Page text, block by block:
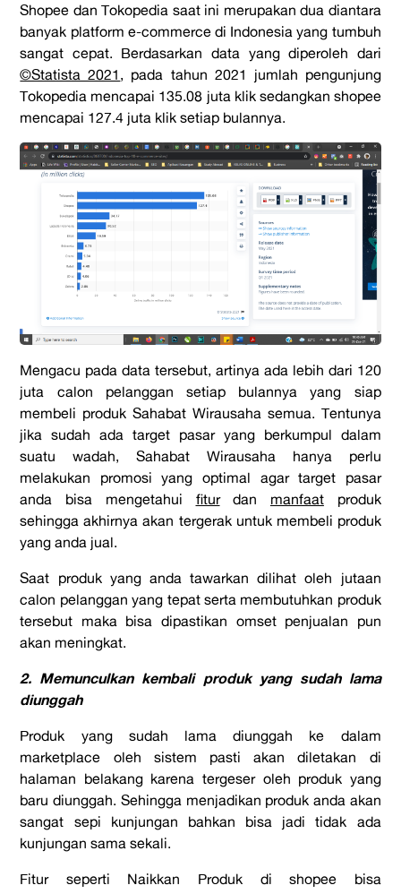
Shopee dan Tokopedia saat ini merupakan dua diantara
banyak platform e-commerce di Indonesia yang tumbuh
sangat cepat. Berdasarkan data yang diperoleh dari
©Statista 2021
, pada tahun 2021 jumlah pengunjung
Tokopedia mencapai 135.08 juta klik sedangkan shopee
mencapai 127.4 juta klik setiap bulannya.
Mengacu pada data tersebut, artinya ada lebih dari 120
juta calon pelanggan setiap bulannya yang siap
membeli produk Sahabat Wirausaha semua. Tentunya
jika sudah ada target pasar yang berkumpul dalam
suatu wadah, Sahabat Wirausaha hanya perlu
melakukan promosi yang optimal agar target pasar
anda bisa mengetahui fiturdan manfaatproduk
sehingga akhirnya akan tergerak untuk membeli produk
yang anda jual.
Saat produk yang anda tawarkan dilihat oleh jutaan
calon pelanggan yang tepat serta membutuhkan produk
tersebut maka bisa dipastikan omset penjualan pun
akan meningkat.
2. Memunculkan kembali produk yang sudah lama
diunggah
Produk yang sudah lama diunggah ke dalam
marketplace oleh sistem pasti akan diletakan di
halaman belakang karena tergeser oleh produk yang
baru diunggah. Sehingga menjadikan produk anda akan
sangat sepi kunjungan bahkan bisa jadi tidak ada
kunjungan sama sekali.
Fitur seperti Naikkan Produk di shopee bisa